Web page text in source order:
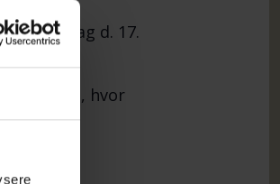
tirsdag d. 17.
hvor